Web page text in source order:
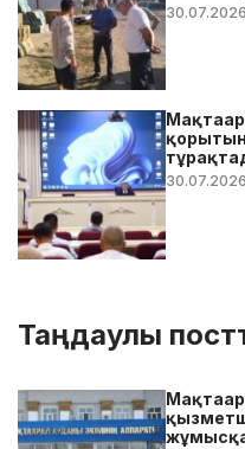
30.07.2026
30.07.2026
Таңдаулы